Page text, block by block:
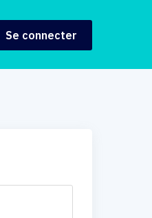
Se connecter